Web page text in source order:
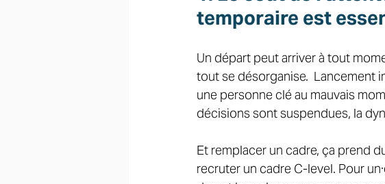
temporaire est
Un départ peut arriver à tout
tout se désorganise.
une personne clé au mauvais
décisions sont suspendues, la
Et remplacer un cadre, ça prend
recruter un cadre C-level. Pour